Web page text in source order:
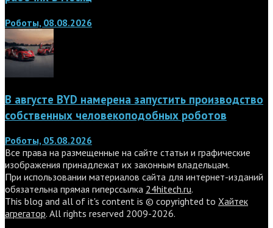
Роботы, 08.08.2026
В августе BYD намерена запустить производство
собственных человекоподобных роботов
Роботы, 05.08.2026
Все права на размещенные на сайте статьи и графические
изображения принадлежат их законным владельцам.
При использовании материалов сайта для интернет-изданий
обязательна прямая гиперссылка 24hitech.ru.
This blog and all of it's content is © copyrighted to Хайтек
агрегатор. All rights reserved 2009-2026.